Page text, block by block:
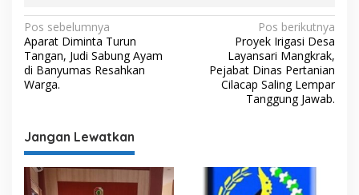
N
a
v
i
a
s
Pos sebelumnya
Aparat Diminta Turun
Tangan, Judi Sabung Ayam
di Banyumas Resahkan
Warga.
Pos berikutnya
​Proyek Irigasi Desa
Layansari Mangkrak,
Pejabat Dinas Pertanian
Cilacap Saling Lempar
Tanggung Jawab.
Jangan Lewatkan